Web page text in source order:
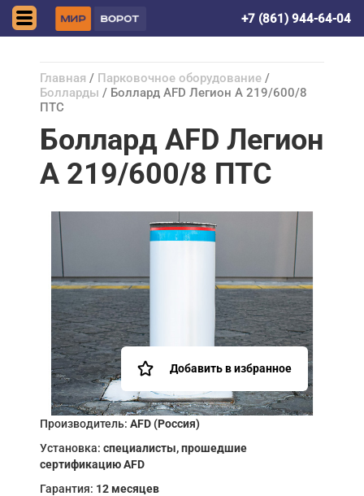
+7 (861) 944-64-04
Главная / Парковочное оборудование /
Болларды / Боллард AFD Легион А 219/600/8
ПТС
Боллард AFD Легион
А 219/600/8 ПТС
Добавить в избранное
Производитель: AFD (Россия)
Установка: специалисты, прошедшие
сертификацию AFD
Гарантия: 12 месяцев